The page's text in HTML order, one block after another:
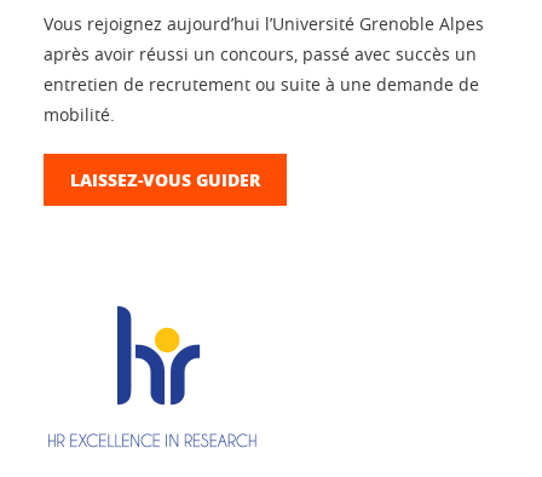
Vous rejoignez aujourd’hui l’Université Grenoble Alpes
après avoir réussi un concours, passé avec succès un
entretien de recrutement ou suite à une demande de
mobilité.
LAISSEZ-VOUS GUIDER